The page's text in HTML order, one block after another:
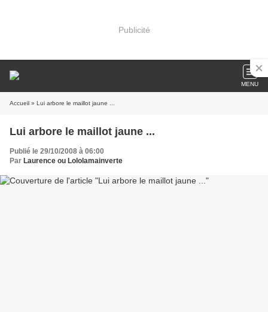
Publicité
MENU
Accueil » Lui arbore le maillot jaune ...
Lui arbore le maillot jaune ...
Publié le 29/10/2008 à 06:00
Par Laurence ou Lololamainverte